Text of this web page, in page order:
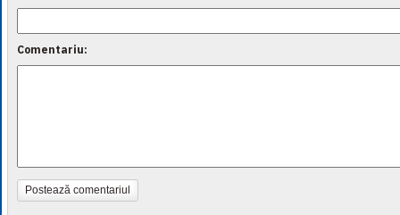
Comentariu:
Postează comentariul